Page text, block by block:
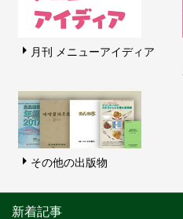
月刊 メニューアイディア
その他の出版物
新着記事